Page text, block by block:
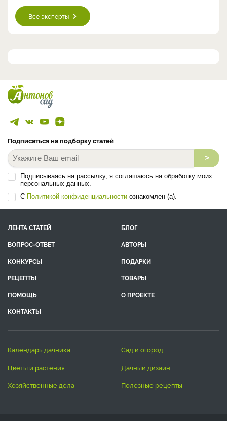
Все эксперты
Подписаться на подборку статей
>
Подписываясь на рассылку, я соглашаюсь на обработку моих
персональных данных.
С Политикой конфиденциальности ознакомлен (а).
ЛЕНТА СТАТЕЙ
БЛОГ
ВОПРОС-ОТВЕТ
АВТОРЫ
КОНКУРСЫ
ПОДАРКИ
РЕЦЕПТЫ
ТОВАРЫ
ПОМОЩЬ
О ПРОЕКТЕ
КОНТАКТЫ
календарь дачника
сад и огород
цветы и растения
дачный дизайн
хозяйственные дела
полезные рецепты